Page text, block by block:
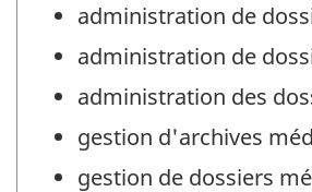
administration de
administration de
administration des
gestion d'archives
gestion de dossiers